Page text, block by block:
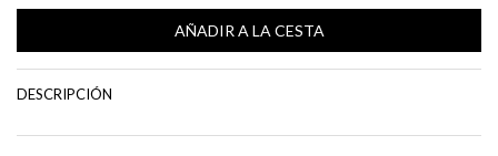
AÑADIR A LA CESTA
DESCRIPCIÓN